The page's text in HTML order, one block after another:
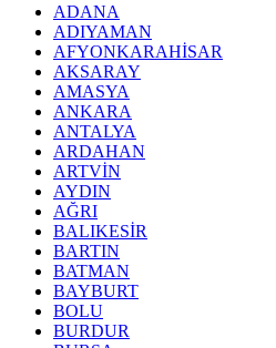
ADANA
ADIYAMAN
AFYONKARAHİSAR
AKSARAY
AMASYA
ANKARA
ANTALYA
ARDAHAN
ARTVİN
AYDIN
AĞRI
BALIKESİR
BARTIN
BATMAN
BAYBURT
BOLU
BURDUR